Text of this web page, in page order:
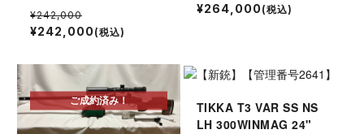
¥242,000
¥242,000 (税込)
¥264,000 (税込)
ご成約済み！
TIKKA T3 VAR SS NS
LH 300WINMAG 24"